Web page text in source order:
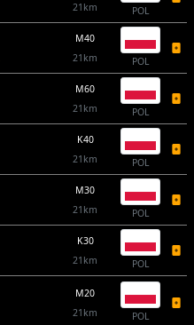
21km
POL
M40
21km
POL
M60
21km
POL
K40
21km
POL
M30
21km
POL
K30
21km
POL
M20
21km
POL